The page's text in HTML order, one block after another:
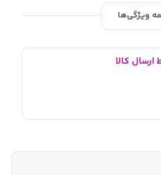
ویژگی‌ها
ارسال کالا